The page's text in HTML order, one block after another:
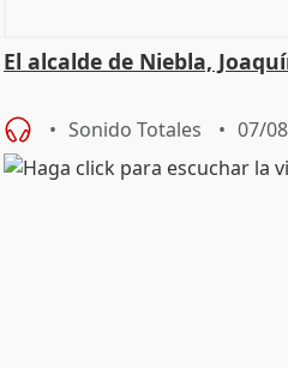
El alcalde de Niebla,
Sonido Totales 07/